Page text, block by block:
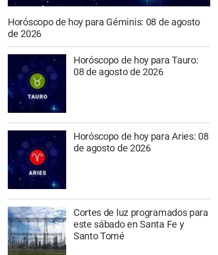
Horóscopo de hoy para Géminis: 08 de agosto
de 2026
Horóscopo de hoy para Tauro:
08 de agosto de 2026
Horóscopo de hoy para Aries: 08
de agosto de 2026
Cortes de luz programados para
este sábado en Santa Fe y
Santo Tomé